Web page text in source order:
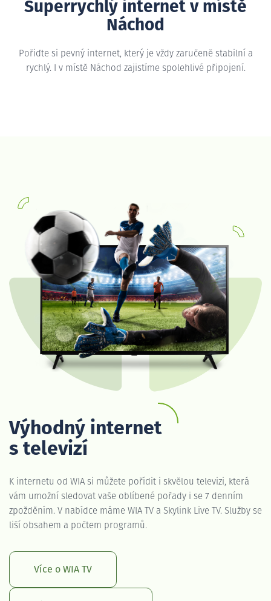
Superrychlý internet v místě
Náchod
Pořiďte si pevný internet, který je vždy zaručeně stabilní a
rychlý. I v místě Náchod zajistíme spolehlivé připojení.
Výhodný internet
s televizí
K internetu od WIA si můžete pořídit i skvělou televizi, která
vám umožní sledovat vaše oblíbené pořady i se 7 denním
zpožděním. V nabídce máme WIA TV a Skylink Live TV. Služby se
liší obsahem a počtem programů.
Více o WIA TV